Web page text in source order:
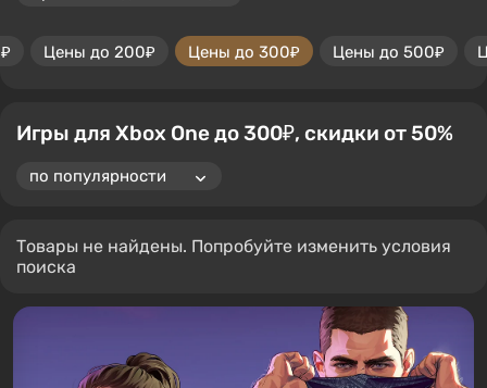
Цены до 200₽ Цены до 300₽ Цены до 500₽
Игры для Xbox One до 300₽, скидки от 50%
Товары не найдены. Попробуйте изменить условия
поиска